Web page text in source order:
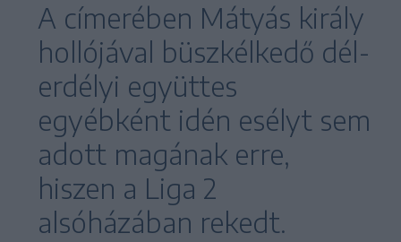
A címerében Mátyás király
hollójával büszkélkedő dél-
erdélyi együttes
egyébként idén esélyt sem
adott magának erre,
hiszen a Liga 2
alsóházában rekedt.